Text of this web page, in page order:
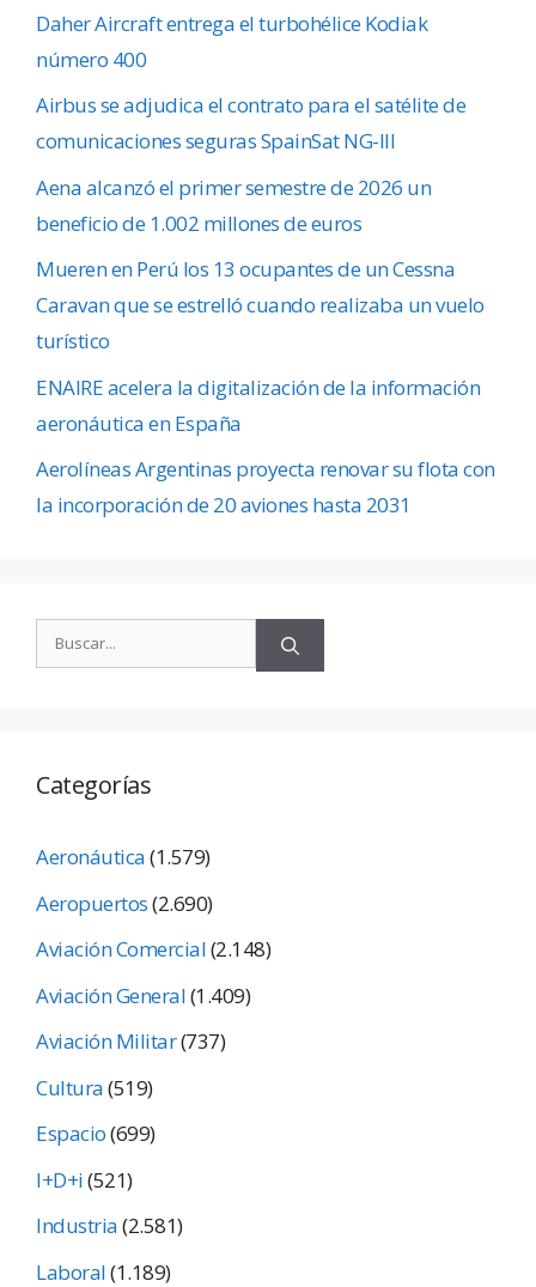
Daher Aircraft entrega el turbohélice Kodiak
número 400
Airbus se adjudica el contrato para el satélite de
comunicaciones seguras SpainSat NG-III
Aena alcanzó el primer semestre de 2026 un
beneficio de 1.002 millones de euros
Mueren en Perú los 13 ocupantes de un Cessna
Caravan que se estrelló cuando realizaba un vuelo
turístico
ENAIRE acelera la digitalización de la información
aeronáutica en España
Aerolíneas Argentinas proyecta renovar su flota con
la incorporación de 20 aviones hasta 2031
Categorías
Aeronáutica(1.579)
Aeropuertos(2.690)
Aviación Comercial(2.148)
Aviación General(1.409)
Aviación Militar(737)
Cultura(519)
Espacio(699)
I+D+i(521)
Industria(2.581)
Laboral(1.189)